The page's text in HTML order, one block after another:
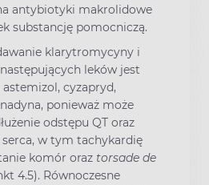
antybiotyki makrolidowe
substancję pomocniczą.
klarytromycyny i
leków jest
cyzapryd,
ponieważ może
odstępu QT oraz
w tym tachykardię
komór oraz torsade de
4.5). Równoczesne